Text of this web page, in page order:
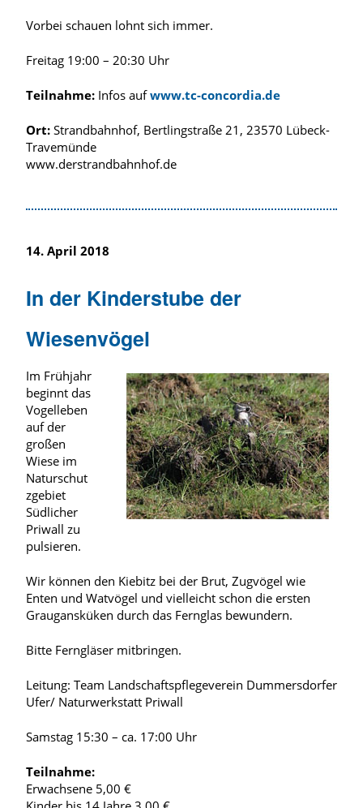
Vorbei schauen lohnt sich immer.
Freitag 19:00 – 20:30 Uhr
Teilnahme: Infos aufwww.tc-concordia.de
Ort: Strandbahnhof, Bertlingstraße 21, 23570 Lübeck-
Travemünde
www.derstrandbahnhof.de
14. April 2018
In der Kinderstube der
Wiesenvögel
Im Frühjahr
beginnt das
Vogelleben
auf der
großen
Wiese im
Naturschut
zgebiet
Südlicher
Priwall zu
pulsieren.
Wir können den Kiebitz bei der Brut, Zugvögel wie
Enten und Watvögel und vielleicht schon die ersten
Graugansküken durch das Fernglas bewundern.
Bitte Ferngläser mitbringen.
Leitung: Team Landschaftspflegeverein Dummersdorfer
Ufer/ Naturwerkstatt Priwall
Samstag 15:30 – ca. 17:00 Uhr
Teilnahme:
Erwachsene 5,00 €